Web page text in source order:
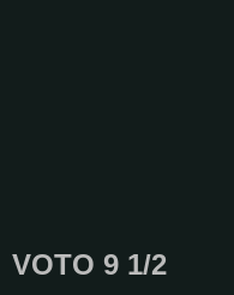
VOTO 9 1/2